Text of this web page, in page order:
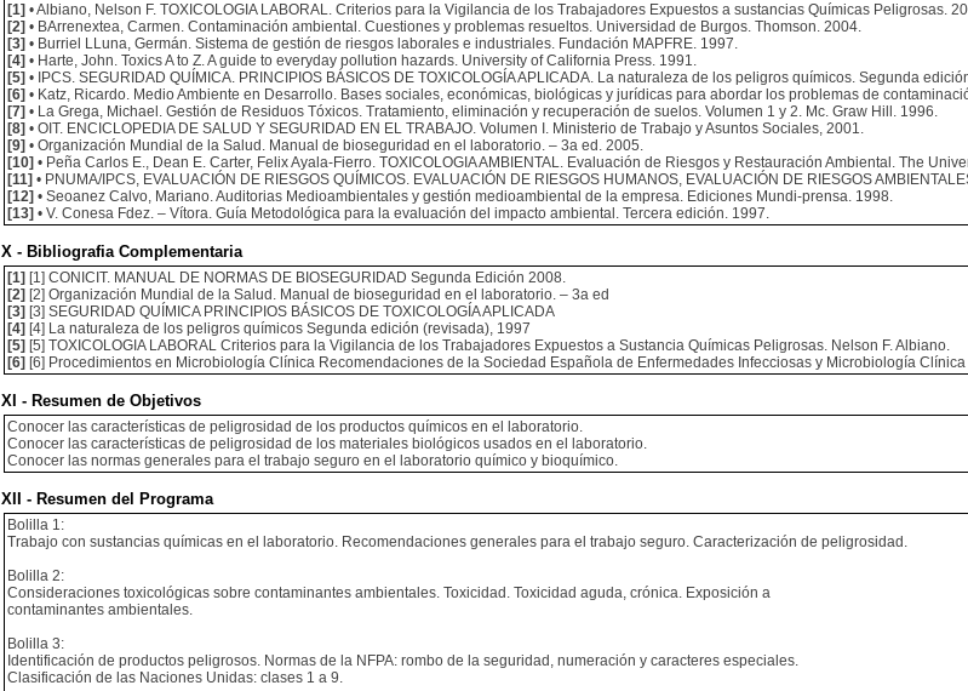
[1] • Albiano, Nelson F. TOXICOLOGIA LABORAL. Criterios para la Vigilancia de los Trabajadores Expuestos a sustancias Químicas Peligrosas.
[2] • BArrenextea, Carmen. Contaminación ambiental. Cuestiones y problemas resueltos. Universidad de Burgos. Thomson. 2004.
[3] • Burriel LLuna, Germán. Sistema de gestión de riesgos laborales e industriales. Fundación MAPFRE. 1997.
[4] • Harte, John. Toxics A to Z. A guide to everyday pollution hazards. University of California Press. 1991.
[5] • IPCS. SEGURIDAD QUÍMICA. PRINCIPIOS BÁSICOS DE TOXICOLOGÍA APLICADA. La naturaleza de los peligros químicos. Segunda
[6] • Katz, Ricardo. Medio Ambiente en Desarrollo. Bases sociales, económicas, biológicas y jurídicas para abordar los problemas de
[7] • La Grega, Michael. Gestión de Residuos Tóxicos. Tratamiento, eliminación y recuperación de suelos. Volumen 1 y 2. Mc. Graw Hill. 1996.
[8] • OIT. ENCICLOPEDIA DE SALUD Y SEGURIDAD EN EL TRABAJO. Volumen I. Ministerio de Trabajo y Asuntos Sociales, 2001.
[9] • Organización Mundial de la Salud. Manual de bioseguridad en el laboratorio. – 3a ed. 2005.
[10] • Peña Carlos E., Dean E. Carter, Felix Ayala-Fierro. TOXICOLOGIA AMBIENTAL. Evaluación de Riesgos y Restauración Ambiental. The
[11] • PNUMA/IPCS, EVALUACIÓN DE RIESGOS QUÍMICOS. EVALUACIÓN DE RIESGOS HUMANOS, EVALUACIÓN DE RIESGOS
[12] • Seoanez Calvo, Mariano. Auditorias Medioambientales y gestión medioambiental de la empresa. Ediciones Mundi-prensa. 1998.
[13] • V. Conesa Fdez. – Vítora. Guía Metodológica para la evaluación del impacto ambiental. Tercera edición. 1997.
X - Bibliografia Complementaria
[1] [1] CONICIT. MANUAL DE NORMAS DE BIOSEGURIDAD Segunda Edición 2008.
[2] [2] Organización Mundial de la Salud. Manual de bioseguridad en el laboratorio. – 3a ed
[3] [3] SEGURIDAD QUÍMICA PRINCIPIOS BÁSICOS DE TOXICOLOGÍA APLICADA
[4] [4] La naturaleza de los peligros químicos Segunda edición (revisada), 1997
[5] [5] TOXICOLOGIA LABORAL Criterios para la Vigilancia de los Trabajadores Expuestos a Sustancia Químicas Peligrosas. Nelson F. Albiano.
[6] [6] Procedimientos en Microbiología Clínica Recomendaciones de la Sociedad Española de Enfermedades Infecciosas y Microbiología
XI - Resumen de Objetivos
Conocer las características de peligrosidad de los productos químicos en el laboratorio.
Conocer las características de peligrosidad de los materiales biológicos usados en el laboratorio.
Conocer las normas generales para el trabajo seguro en el laboratorio químico y bioquímico.
XII - Resumen del Programa
Bolilla 1:
Trabajo con sustancias químicas en el laboratorio. Recomendaciones generales para el trabajo seguro. Caracterización de peligrosidad.
Bolilla 2:
Consideraciones toxicológicas sobre contaminantes ambientales. Toxicidad. Toxicidad aguda, crónica. Exposición a
contaminantes ambientales.
Bolilla 3:
Identificación de productos peligrosos. Normas de la NFPA: rombo de la seguridad, numeración y caracteres especiales.
Clasificación de las Naciones Unidas: clases 1 a 9.